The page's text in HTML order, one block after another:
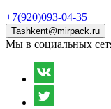
+7(920)093-04-35
Tashkent@mirpack.ru
Мы в социальных